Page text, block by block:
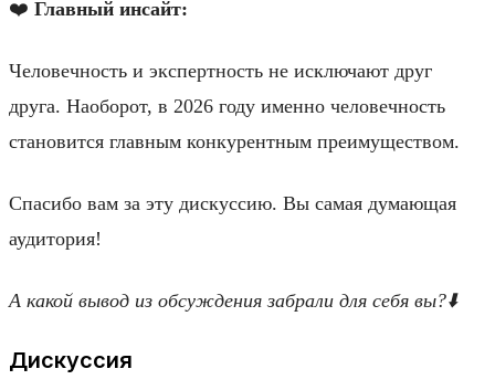
❤️ Главный инсайт:
Человечность и экспертность не исключают друг
друга. Наоборот, в 2026 году именно человечность
становится главным конкурентным преимуществом.
Спасибо вам за эту дискуссию. Вы самая думающая
аудитория!
А какой вывод из обсуждения забрали для себя вы?⬇️
Дискуссия